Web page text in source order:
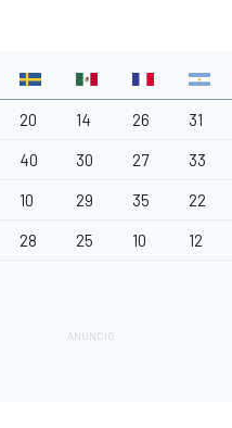
20 14 26 31
40 30 27 33
10 29 35 22
28 25 10 12